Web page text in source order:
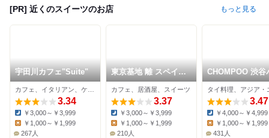
[PR] 近くのスイーツのお店 もっと見る
宇田川カフェ"Suite"
3.34
Dinner:
￥3,000～￥3,999
￥1,000～￥1,999
267人
東京基地 離 スペイン
坂店
カフェ、居酒屋、スイーツ
3.37
Dinner:
￥3,000～￥3,999
￥1,000～￥1,999
210人
CHOMPOO 渋谷
コ店
3.47
Dinner:
￥4,000～￥4,999
￥1,000～￥1,999
431人